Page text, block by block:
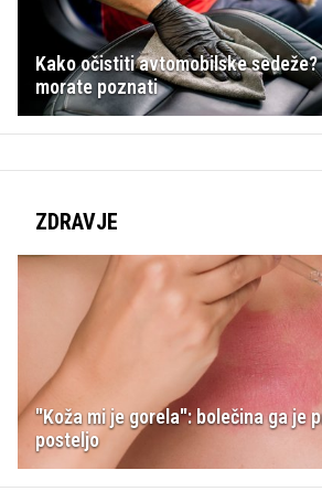
Kako očistiti avtomobilske
morate poznati
ZDRAVJE
"Koža mi je gorela": bolečina ga je
posteljo